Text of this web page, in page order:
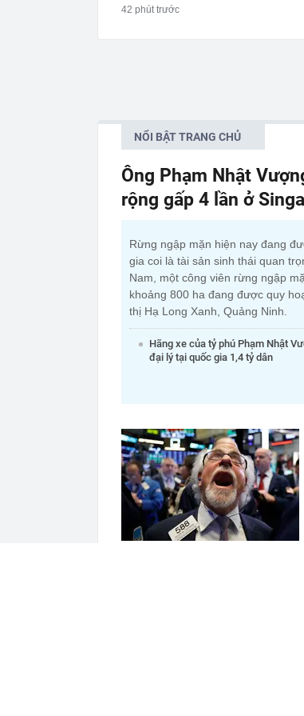
42 phút trước
NỔI BẬT TRANG CHỦ
Ông Phạm Nhật
rộng gấp 4 lần ở
Rừng ngập mặn hiện nay đang
gia coi là tài sản sinh thái quan
Nam, một công viên rừng ngập
khoảng 800 ha đang được quy
thị Hạ Long Xanh, Quảng Ninh.
Hãng xe của tỷ phú Phạm Nhật
đại lý tại quốc gia 1,4 tỷ dân